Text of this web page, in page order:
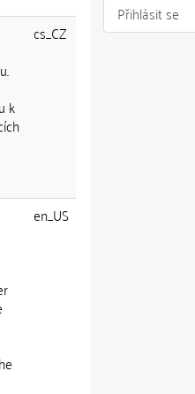
k
cs_CZ
en_US
Přihlásit se